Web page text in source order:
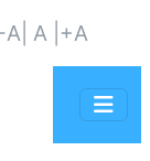
A | A | +A